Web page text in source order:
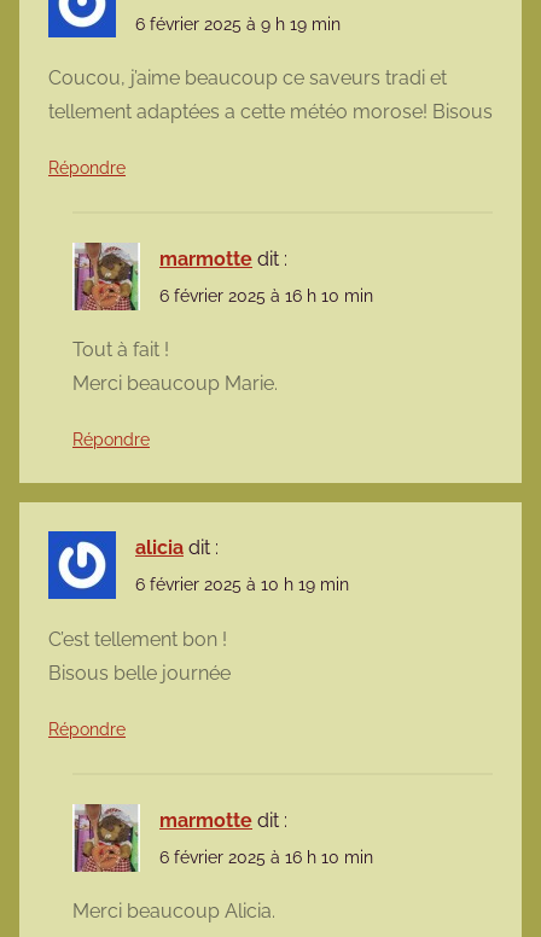
6 février 2025 à 9 h 19 min
Coucou, j’aime beaucoup ce saveurs tradi et
tellement adaptées a cette météo morose! Bisous
Répondre
marmotte dit :
6 février 2025 à 16 h 10 min
Tout à fait !
Merci beaucoup Marie.
Répondre
alicia dit :
6 février 2025 à 10 h 19 min
C’est tellement bon !
Bisous belle journée
Répondre
marmotte dit :
6 février 2025 à 16 h 10 min
Merci beaucoup Alicia.